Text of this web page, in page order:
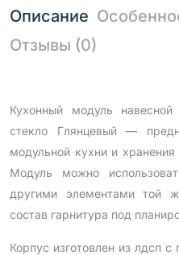
Описание
Отзывы (0)
Кухонный модуль
стекло Глянцевый —
модульной кухни и
Модуль можно
другими элементами той
состав гарнитура под
Корпус изготовлен из лдсп